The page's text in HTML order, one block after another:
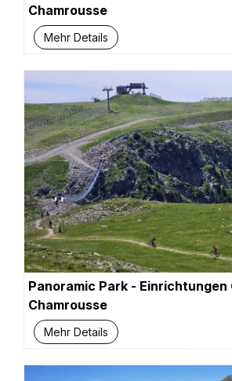
Chamrousse
Mehr Details
Panoramic Park - Einrichtungen
Chamrousse
Mehr Details